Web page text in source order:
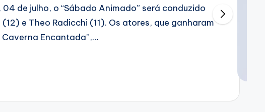
de julho, o “Sábado Animado” será conduzido
e Theo Radicchi (11). Os atores, que ganharam
Encantada”,…